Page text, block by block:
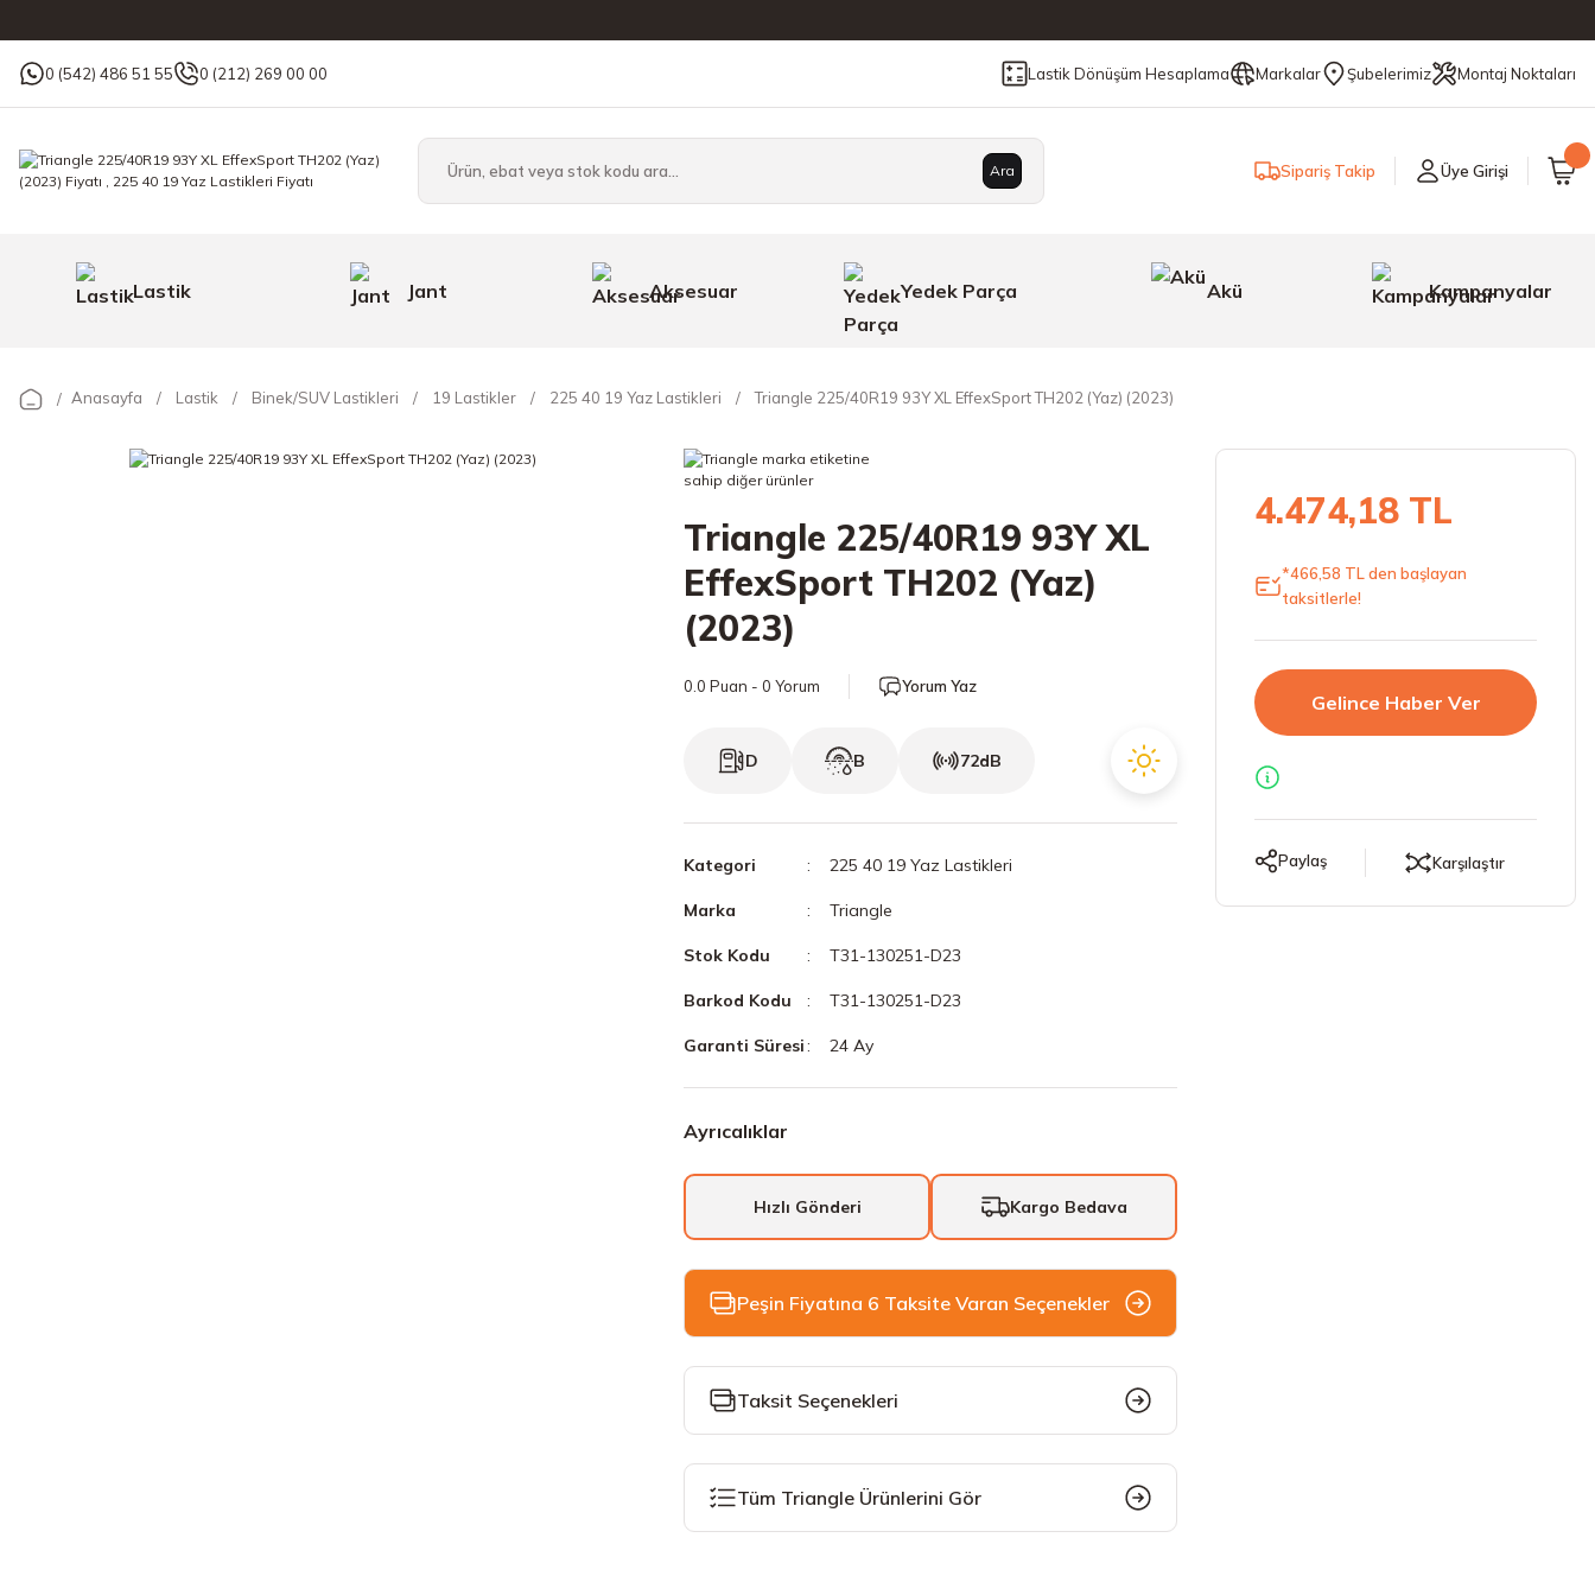
0 (542) 486 51 55 0 (212) 269 00 00 Lastik Dönüşüm Hesaplama Markalar Şubelerimiz Montaj Noktaları
Ara Sipariş Takip Üye Girişi
Lastik Jant Aksesuar Yedek Parça Akü Kampanyalar
Anasayfa Lastik Binek/SUV Lastikleri 19 Lastikler 225 40 19 Yaz Lastikleri Triangle 225/40R19 93Y XL EffexSport TH202 (Yaz) (2023)
Triangle 225/40R19 93Y XL
EffexSport TH202 (Yaz)
(2023)
0.0 Puan - 0 Yorum Yorum Yaz
D B 72dB
Kategori 225 40 19 Yaz Lastikleri
Marka Triangle
Stok Kodu T31-130251-D23
Barkod Kodu T31-130251-D23
Garanti Süresi 24 Ay
Ayrıcalıklar
Hızlı Gönderi Kargo Bedava
Peşin Fiyatına 6 Taksite Varan Seçenekler
Taksit Seçenekleri
Tüm Triangle Ürünlerini Gör
4.474,18 TL
*466,58 TL den başlayan
taksitlerle!
Gelince Haber Ver
Paylaş Karşılaştır